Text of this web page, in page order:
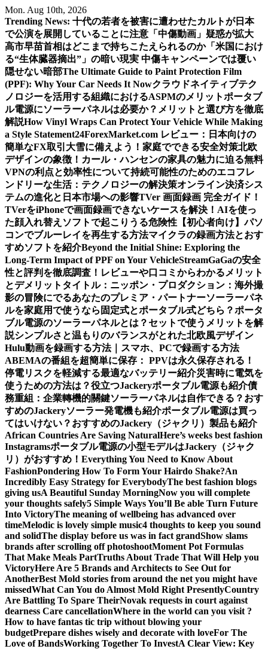
Skip
to
content
Mon. Aug 10th, 2026
Trending News: 十代の若者を被害に遭わせたカルトが日本
で公演を展開していることに注意 「中傷動画」疑惑が拡大
高市早苗首相はどこまで持ちこたえられるのか「米国におけ
る“生体臓器摘出”」の暗い現実 中傷キャンペーンでは覆い
隠せない暗部The Ultimate Guide to Paint Protection Film
(PPF): Why Your Car Needs It Nowクラウドネイティブテク
ノロジーを活用する組織におけるASPMのメリットポータブ
ル電源にソーラーパネルは必要か？メリットと選び方を徹底
解説How Vinyl Wraps Can Protect Your Vehicle While Making
a Style Statement24ForexMarket.com レビュー：日本向けの
簡単なFX取引 大雪に備えよう！家庭でできる安全対策北欧
デザインの象徴！カール・ハンセンの家具の魅力に迫る無料
VPNの利点と効率性について持続可能性のためのエコフレ
ンドリーな生活：テクノロジーの解決策オンライン決済シス
テムの進化と日本市場への影響TVer 画面録画 完全ガイド！
TVerをiPhoneで画面録画できないケースを解決！ AIを使っ
た顔入れ替えソフトで起こりうる危険性 【初心者向け】パソ
コンでブルーレイを再生する方法マイクラの録画方法とおす
すめソフトを紹介Beyond the Initial Shine: Exploring the
Long-Term Impact of PPF on Your VehicleStreamGaGaの安全
性と評判を徹底調査！レビューや口コミからわかるメリット
とデメリット タイトル：ニッポン・プロダクション：海外撮
影の冒険にでるあなたのプレミア・パートナーソーラーパネ
ルを家庭用で使うなら固定式とポータブル式どちら？ポータ
ブル電源のソーラーパネルとは？セットで使うメリットを解
説シンプルさと温もりのバランスがとれた北欧風デザイン
Hulu動画を録画する方法｜スマホ、PCで録画する方法
ABEMAの番組を超簡単に保存： PPVは永久保存される！
停電リスクを軽減する最適なバッテリー紹介災害時に電気を
使うための方法は？役立つJackeryポータブル電源も紹介債
務重組：企業轉機的關鍵ソーラーパネルは自作できる？おす
すめのJackeryソーラー発電機も紹介ポータブル電源は買っ
てはいけない？おすすめのJackery（ジャクリ）製品も紹介
African Countries Are Saving NaturalHere’s weeks best fashion
Instagramsポータブル電源の小型モデルはJackery（ジャク
リ）がおすすめ！ Everything You Need to Know About
FashionPondering How To Form Your Hairdo Shake?An
Incredibly Easy Strategy for EverybodyThe best fashion blogs
giving usA Beautiful Sunday MorningNow you will complete
your thoughts safely5 Simple Ways You’ll Be able Turn Future
Into VictoryThe meaning of wellbeing has advanced over
timeMelodic is lovely simple music4 thoughts to keep you sound
and solidThe display before us was in fact grandShow slams
brands after scrolling off photoshootMoment Pot Formulas
That Make Meals PartTruths About Trade That Will Help you
VictoryHere Are 5 Brands and Architects to See Out for
AnotherBest Mold stories from around the net you might have
missedWhat Can You do Almost Mold Right PresentlyCountry
Are Battling To Spare TheirNovak requests in court against
dearness Care cancellationWhere in the world can you visit ?
How to have fantas tic trip without blowing your
budgetPrepare dishes wisely and decorate with loveFor The
Love of BandsWorking Together To InvestA Clear View: Key